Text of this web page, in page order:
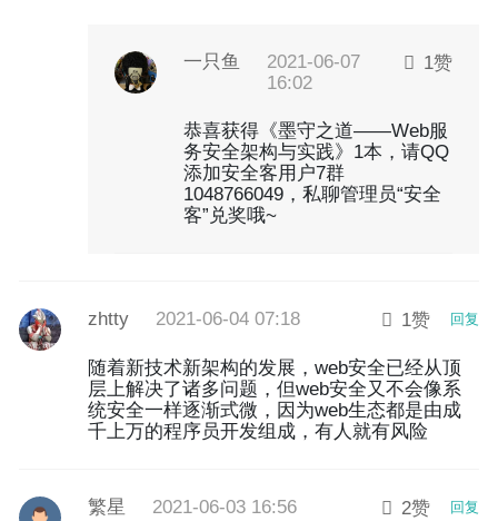
一只鱼
2021-06-07
16:02
1赞
恭喜获得《墨守之道——Web服
务安全架构与实践》1本，请QQ
添加安全客用户7群
1048766049，私聊管理员“安全
客”兑奖哦~
zhtty 2021-06-04 07:18 1赞 回复
随着新技术新架构的发展，web安全已经从顶
层上解决了诸多问题，但web安全又不会像系
统安全一样逐渐式微，因为web生态都是由成
千上万的程序员开发组成，有人就有风险
繁星 2021-06-03 16:56 2赞 回复